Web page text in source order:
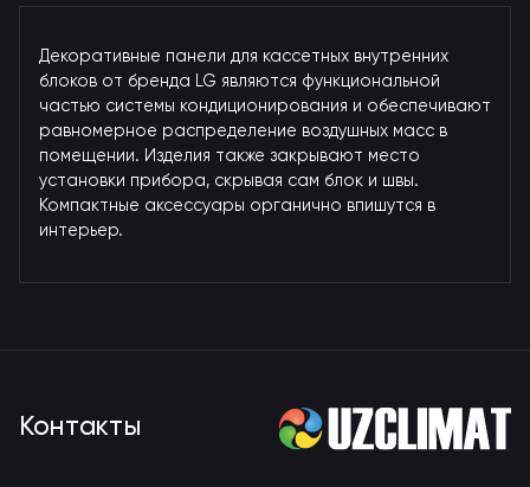
Декоративные панели для кассетных внутренних
блоков от бренда LG являются функциональной
частью системы кондиционирования и обеспечивают
равномерное распределение воздушных масс в
помещении. Изделия также закрывают место
установки прибора, скрывая сам блок и швы.
Компактные аксессуары органично впишутся в
интерьер.
Контакты